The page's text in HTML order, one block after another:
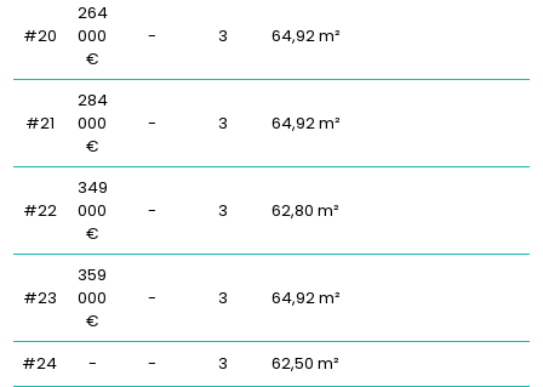
#20
264
000
€
- 3 64,92 m²
#21
284
000
€
- 3 64,92 m²
#22
349
000
€
- 3 62,80 m²
#23
359
000
€
- 3 64,92 m²
#24 - - 3 62,50 m²